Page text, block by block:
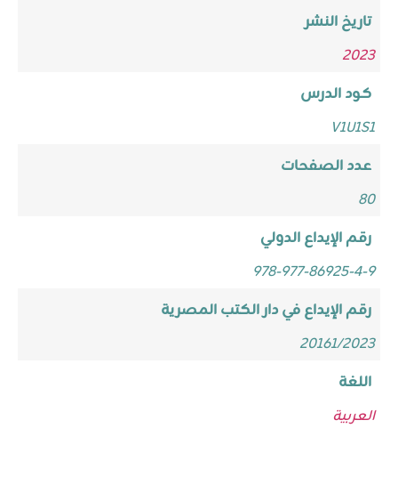
تاريخ النشر
2023
كود الدرس
V1U1S1
عدد الصفحات
80
رقم الإيداع الدولي
978-977-86925-4-9
رقم الإيداع في دار الكتب المصرية
20161/2023
اللغة
العربية